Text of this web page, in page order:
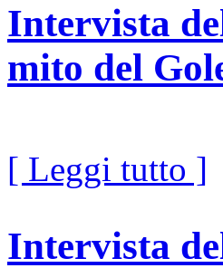
Intervista
mito del
[ Leggi tutto ]
Intervista